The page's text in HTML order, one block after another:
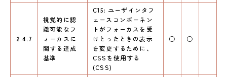
2.4.7
視覚的に認
識可能なフ
ォーカスに
関する達成
基準
C15: ユーザインタフ
ェースコンポーネン
トがフォーカスを受
けとったときの表示
を変更するために、
CSSを使用する
(CSS)
○ ○